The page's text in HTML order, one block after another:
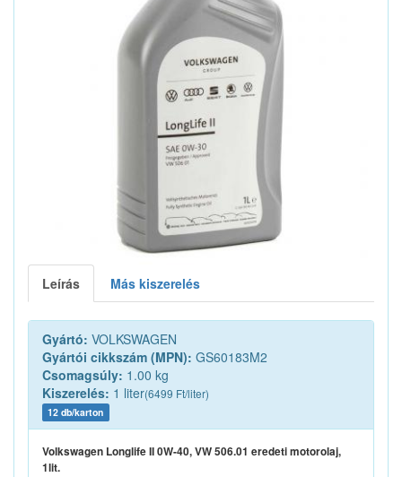
Leírás Más kiszerelés
Gyártó: VOLKSWAGEN
Gyártói cikkszám (MPN): GS60183M2
Csomagsúly: 1.00 kg
Kiszerelés: 1 liter(6499 Ft/liter)
12 db/karton
Volkswagen Longlife II 0W-40, VW 506.01 eredeti motorolaj,
1lit.